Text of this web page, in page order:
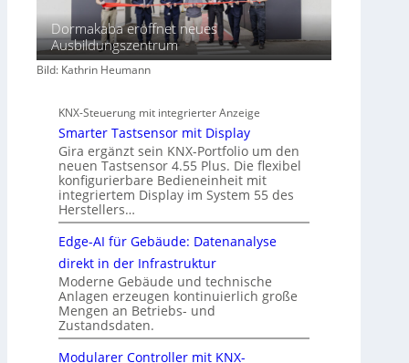
Dormakaba eröffnet neues
Ausbildungszentrum
Bild: Kathrin Heumann
KNX-Steuerung mit integrierter Anzeige
Smarter Tastsensor mit Display
Gira ergänzt sein KNX-Portfolio um den
neuen Tastsensor 4.55 Plus. Die flexibel
konfigurierbare Bedieneinheit mit
integriertem Display im System 55 des
Herstellers…
Edge-AI für Gebäude: Datenanalyse
direkt in der Infrastruktur
Moderne Gebäude und technische
Anlagen erzeugen kontinuierlich große
Mengen an Betriebs- und
Zustandsdaten.
Modularer Controller mit KNX-